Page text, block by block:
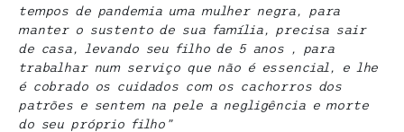
tempos de pandemia uma mulher negra, para
manter o sustento de sua família, precisa sair
de casa, levando seu filho de 5 anos , para
trabalhar num serviço que não é essencial, e lhe
é cobrado os cuidados com os cachorros dos
patrões e sentem na pele a negligência e morte
do seu próprio filho”